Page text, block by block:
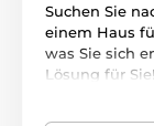
Suchen Sie
einem Haus
was Sie sich
Lösung für